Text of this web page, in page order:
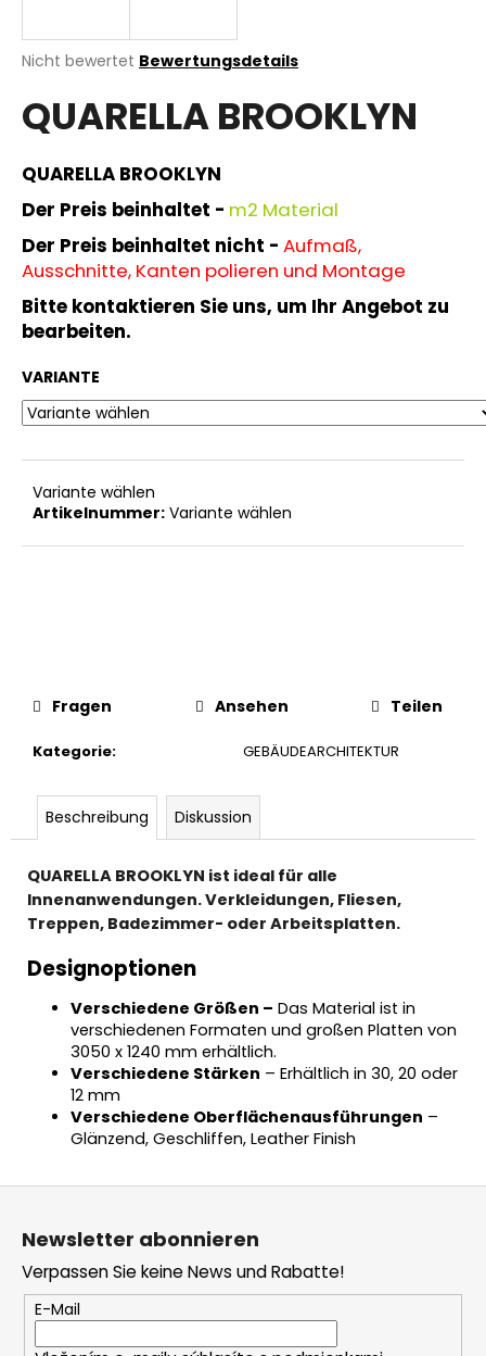
Die
Produktbewertung
ist
von
5
Sternen.
Nicht bewertet Bewertungsdetails
QUARELLA BROOKLYN
QUARELLA BROOKLYN
Der Preis beinhaltet - m2 Material
Der Preis beinhaltet nicht - Aufmaß,
Ausschnitte, Kanten polieren und Montage
Bitte kontaktieren Sie uns, um Ihr Angebot zu
bearbeiten.
VARIANTE
Variante wählen
Artikelnummer: Variante wählen
Kategorie: GEBÄUDEARCHITEKTUR
Fragen Ansehen Teilen
Beschreibung Diskussion
QUARELLA BROOKLYN ist ideal für alle
Innenanwendungen. Verkleidungen, Fliesen,
Treppen, Badezimmer- oder Arbeitsplatten.
Designoptionen
Verschiedene Größen – Das Material ist in
verschiedenen Formaten und großen Platten von
3050 x 1240 mm erhältlich.
Verschiedene Stärken – Erhältlich in 30, 20 oder
12 mm
Verschiedene Oberflächenausführungen –
Glänzend, Geschliffen, Leather Finish
W
i
r
e
m
p
f
e
h
l
e
F
Newsletter abonnieren
Verpassen Sie keine News und Rabatte!
E-Mail